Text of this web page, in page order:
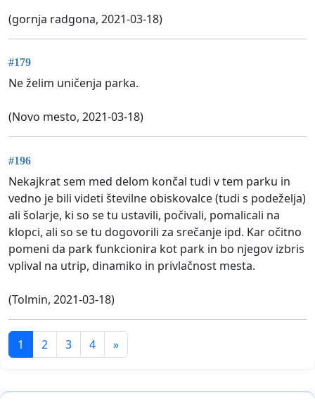
(gornja radgona, 2021-03-18)
#179
Ne želim uničenja parka.
(Novo mesto, 2021-03-18)
#196
Nekajkrat sem med delom končal tudi v tem parku in
vedno je bili videti številne obiskovalce (tudi s podeželja)
ali šolarje, ki so se tu ustavili, počivali, pomalicali na
klopci, ali so se tu dogovorili za srečanje ipd. Kar očitno
pomeni da park funkcionira kot park in bo njegov izbris
vplival na utrip, dinamiko in privlačnost mesta.
(Tolmin, 2021-03-18)
1 2 3 4 »